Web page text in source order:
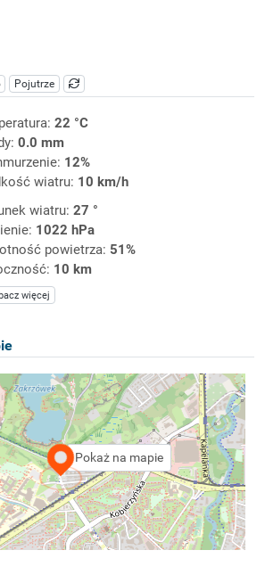
Pojutrze
22 °C
0.0 mm
12%
wiatru: 10 km/h
wiatru: 27 °
1022 hPa
powietrza: 51%
10 km
więcej
Pokaż na mapie